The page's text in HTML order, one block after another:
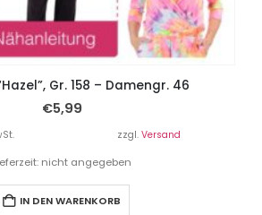
Gr. 158 – Damengr. 46
€5,99
zzgl. Versand
nicht angegeben
IN DEN WARENKORB